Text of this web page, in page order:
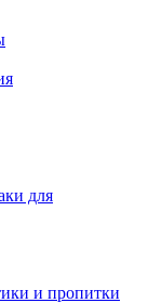
для
и пропитки